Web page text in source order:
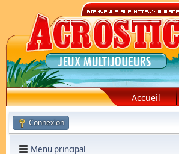
Accueil
Connexion
Menu principal